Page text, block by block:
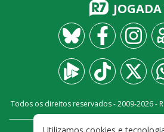
Todos os direitos reservados - 2009-2026-